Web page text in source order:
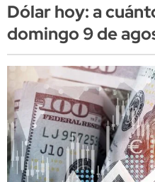
Dólar hoy: a
domingo 9 de